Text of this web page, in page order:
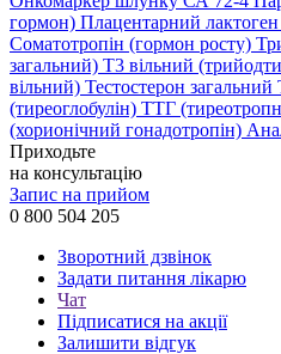
гормон) Плацентарний лактоген
Соматотропін (гормон росту)
загальний) Т3 вільний
вільний) Тестостерон загальний
(тиреоглобулін) ТТГ
(хорионічний гонадотропін)
Приходьте
на консультацію
Запис на прийом
0 800 504 205
Зворотний дзвінок
Задати питання лікарю
Чат
Підписатися на акції
Залишити відгук